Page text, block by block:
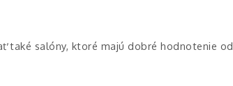
také salóny, ktoré majú dobré hodnotenie od